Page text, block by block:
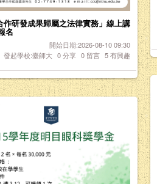
作研發成果歸屬之法律實務」線上講
名
開始日期:2026-08-10 09:30
發起學校:臺師大 0分享 0 留言 5有興趣